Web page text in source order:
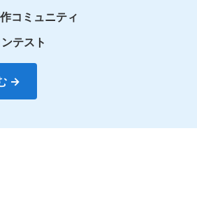
コミュニティ
テスト
→